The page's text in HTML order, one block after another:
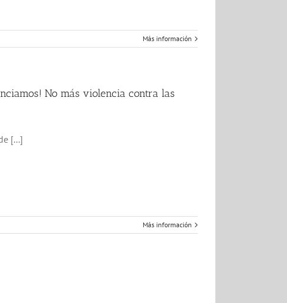
Más información
No más violencia contra las
[...]
Más información